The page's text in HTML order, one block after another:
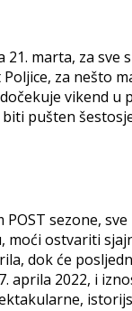
21. marta, za
za nešto
vikend
pušten
sezone,
ostvariti
dok će
2022, i